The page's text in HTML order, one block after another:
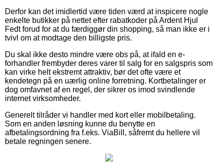
Derfor kan det imidlertid være tiden værd at inspicere nogle
enkelte butikker på nettet efter rabatkoder på Ardent Hjul
Fedt forud for at du færdiggør din shopping, så man ikke er i
tvivl om at modtage den billigste pris.
Du skal ikke desto mindre være obs på, at ifald en e-
forhandler frembyder deres varer til salg for en salgspris som
kan virke helt ekstremt attraktiv, bør det ofte være et
kendetegn på en uærlig online forretning. Kortbetalinger er
dog omfavnet af en regel, der sikrer os imod svindlende
internet virksomheder.
Generelt tilråder vi handler med kort eller mobilbetaling.
Som en anden løsning kunne du benytte en
afbetalingsordning fra f.eks. ViaBill, såfremt du hellere vil
betale regningen senere.